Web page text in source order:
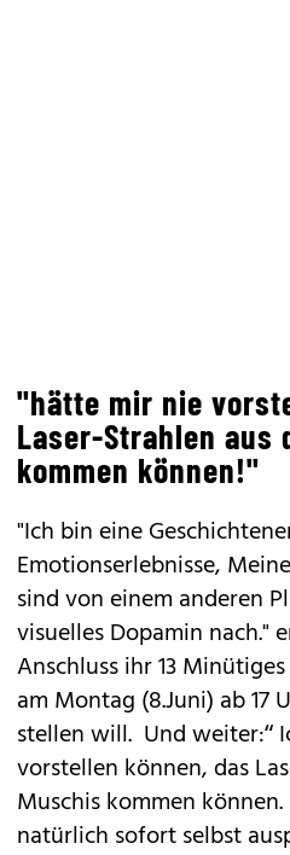
"hätte mir nie
Laser-Strahlen aus
kommen können!"
"Ich bin eine
Emotionserlebnisse,
sind von einem anderen
visuelles Dopamin nach."
Anschluss ihr 13
am Montag (8.Juni) ab 17
stellen will. Und weiter:“
vorstellen können, das
Muschis kommen
natürlich sofort selbst